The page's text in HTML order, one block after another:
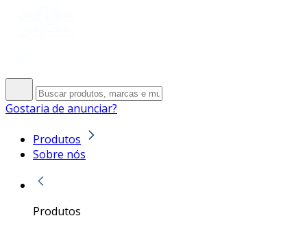
Gostaria de anunciar?
Produtos
Sobre nós
Produtos